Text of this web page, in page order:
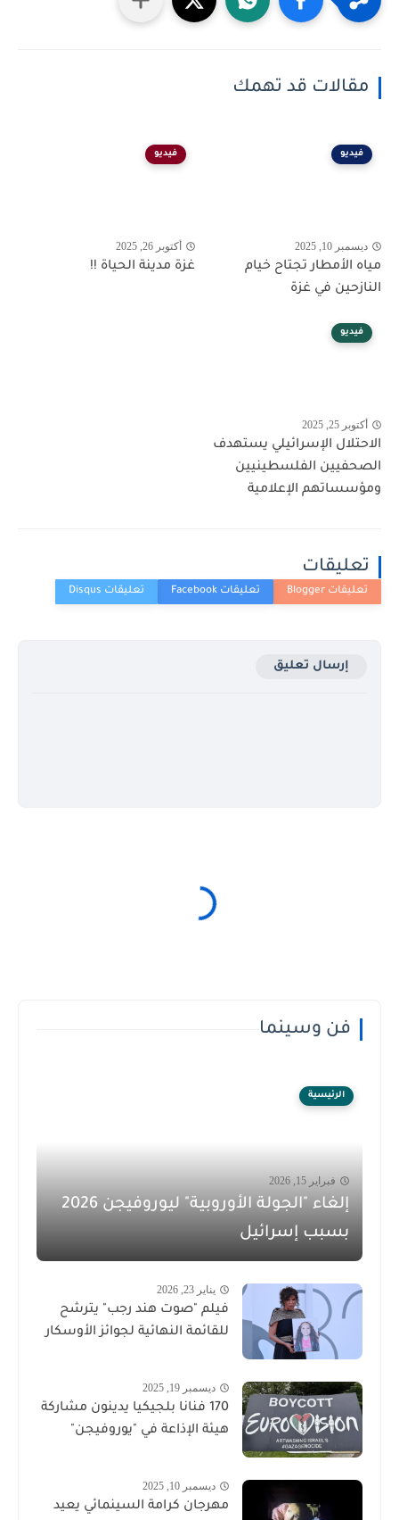
مقالات قد تهمك
فيديو
ديسمبر 10, 2025
مياه الأمطار تجتاح خيام
النازحين في غزة
فيديو
أكتوبر 26, 2025
غزة مدينة الحياة !!
فيديو
أكتوبر 25, 2025
الاحتلال الإسرائيلي يستهدف
الصحفيين الفلسطينيين
ومؤسساتهم الإعلامية
تعليقات
إرسال تعليق
فن وسينما
الرئيسية
فبراير 15, 2026
إلغاء "الجولة الأوروبية" ليوروفيجن 2026
بسبب إسرائيل
يناير 23, 2026
فيلم "صوت هند رجب" يترشح
للقائمة النهائية لجوائز الأوسكار
ديسمبر 19, 2025
170 فنانا بلجيكيا يدينون مشاركة
هيئة الإذاعة في "يوروفيجن"
ديسمبر 10, 2025
مهرجان كرامة السينمائي يعيد